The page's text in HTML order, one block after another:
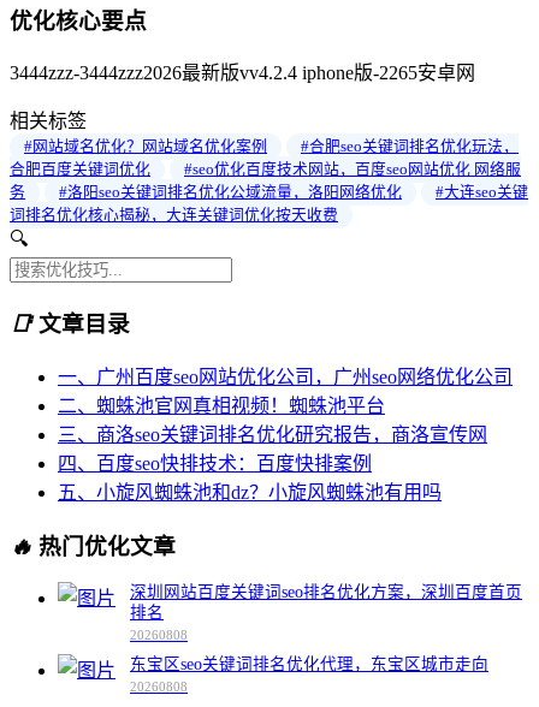
优化核心要点
3444zzz-3444zzz2026最新版vv4.2.4 iphone版-2265安卓网
相关标签
#网站域名优化？网站域名优化案例
#合肥seo关键词排名优化玩法，
合肥百度关键词优化
#seo优化百度技术网站，百度seo网站优化 网络服
务
#洛阳seo关键词排名优化公域流量，洛阳网络优化
#大连seo关键
词排名优化核心揭秘，大连关键词优化按天收费
🔍
📑文章目录
一、广州百度seo网站优化公司，广州seo网络优化公司
二、蜘蛛池官网真相视频！蜘蛛池平台
三、商洛seo关键词排名优化研究报告，商洛宣传网
四、百度seo快排技术：百度快排案例
五、小旋风蜘蛛池和dz？小旋风蜘蛛池有用吗
🔥 热门优化文章
深圳网站百度关键词seo排名优化方案，深圳百度首页
排名
20260808
东宝区seo关键词排名优化代理，东宝区城市走向
20260808